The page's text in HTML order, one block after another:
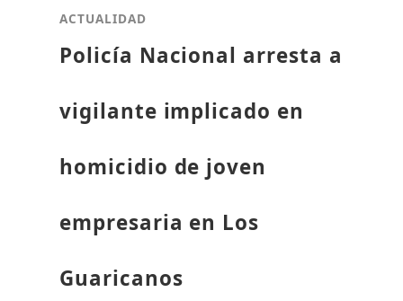
ACTUALIDAD
Policía Nacional arresta a
vigilante implicado en
homicidio de joven
empresaria en Los
Guaricanos